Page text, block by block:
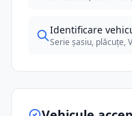
Identificare
Serie șasiu, plăcuțe,